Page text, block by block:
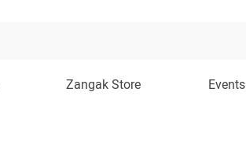
Zangak Store Events